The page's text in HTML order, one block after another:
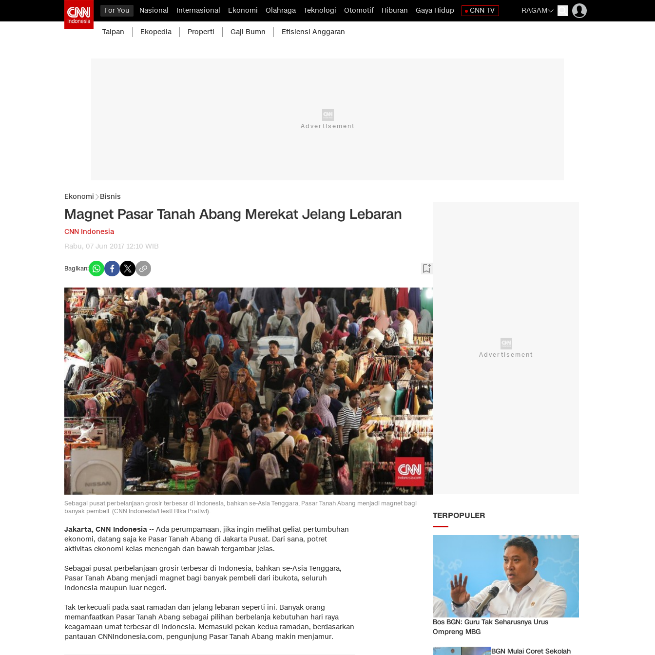
For You Nasional Internasional Ekonomi Olahraga Teknologi Otomotif Hiburan Gaya Hidup CNN TV RAGAM
Taipan Ekopedia Properti Gaji Bumn Efisiensi Anggaran
Ekonomi Bisnis
Magnet Pasar Tanah Abang Merekat Jelang Lebaran
CNN Indonesia
Rabu, 07 Jun 2017 12:10 WIB
Bagikan:
Sebagai pusat perbelanjaan grosir terbesar di Indonesia, bahkan se-Asia Tenggara, Pasar Tanah Abang menjadi magnet bagi
banyak pembeli. (CNN Indonesia/Hesti Rika Pratiwi).
Jakarta, CNN Indonesia -- Ada perumpamaan, jika ingin melihat geliat pertumbuhan
ekonomi, datang saja ke Pasar Tanah Abang di Jakarta Pusat. Dari sana, potret
aktivitas ekonomi kelas menengah dan bawah tergambar jelas.
Sebagai pusat perbelanjaan grosir terbesar di Indonesia, bahkan se-Asia Tenggara,
Pasar Tanah Abang menjadi magnet bagi banyak pembeli dari ibukota, seluruh
Indonesia maupun luar negeri.
Tak terkecuali pada saat ramadan dan jelang lebaran seperti ini. Banyak orang
memanfaatkan Pasar Tanah Abang sebagai pilihan berbelanja kebutuhan hari raya
keagamaan umat terbesar di Indonesia. Memasuki pekan kedua ramadan, berdasarkan
pantauan CNNIndonesia.com, pengunjung Pasar Tanah Abang makin menjamur.
TERPOPULER
Bos BGN: Guru Tak Seharusnya Urus
Ompreng MBG
BGN Mulai Coret Sekolah